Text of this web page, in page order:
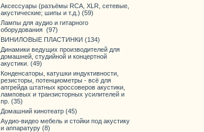
Аксессуары (разъёмы RCA, XLR, сетевые,
акустические; шипы и т.д.) (59)
Лампы для аудио и гитарного
оборудования (97)
ВИНИЛОВЫЕ ПЛАСТИНКИ (134)
Динамики ведущих производителей для
домашней, студийной и концертной
акустики. (49)
Конденсаторы, катушки индуктивности,
резисторы, потенциометры - всё для
апгрейда штатных кроссоверов акустики,
ламповых и транзисторных усилителей и
пр. (35)
Домашний кинотеатр (45)
Аудио-видео мебель и стойки под акустику
и аппаратуру (8)